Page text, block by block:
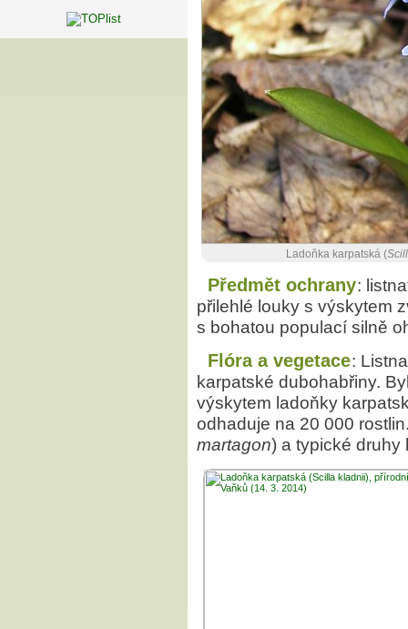
Ladoňka karpatská (
Předmět ochrany:
přilehlé louky s výskytem
s bohatou populací silně
Flóra a vegetace:
karpatské dubohabřiny.
výskytem ladoňky
odhaduje na 20 000
martagon) a typické druhy